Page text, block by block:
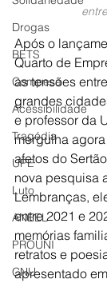
Drogas
BETS
Compesa
Acessibilidade
Tragédia
UPE
Luto
ANEEL
PROUNI
CNU
Após o
Quarto de
as tensões
grandes
e professor da
mergulha
afetos do
nova pesquisa
Lembranças,
entre 2021 e
memórias
retratos e
apresentado